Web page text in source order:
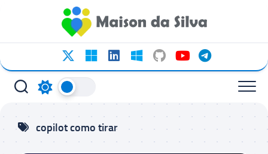
conteúdo
copilot como tirar